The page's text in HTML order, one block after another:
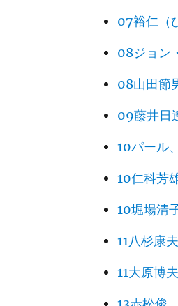
07裕仁（
08ジョン
08山田節
09藤井日
10パール
10仁科芳
10堀場清
11八杉康夫
11大原博夫